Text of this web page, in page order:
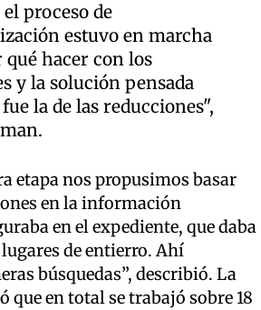
proceso de
estuvo en marcha
qué hacer con los
y la solución pensada
la de las reducciones",
etapa nos propusimos basar
en la información
en el expediente, que daba
de entierro. Ahí
búsquedas”, describió. La
que en total se trabajó sobre 18